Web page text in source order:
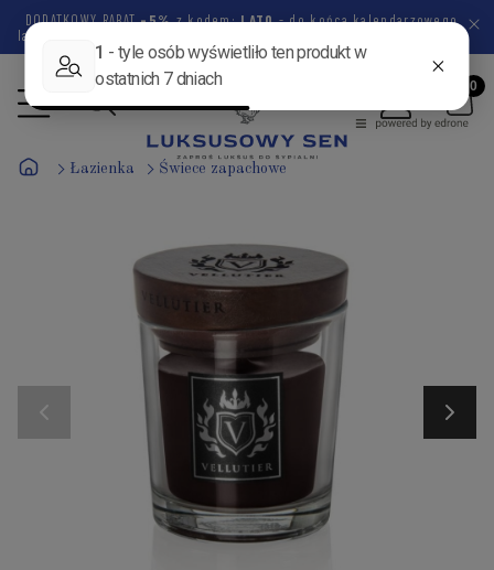
DODATKOWY RABAT-5%z kodem:LATO- do końca kalendarzowego
lata pozostało
Łazienka Świece zapachowe